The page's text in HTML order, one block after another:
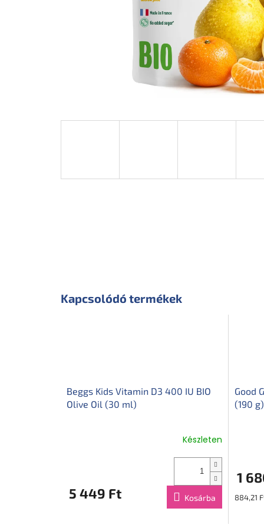
Kapcsolódó termékek
Beggs Kids Vitamin D3 400 IU BIO
Olive Oil (30 ml)
Készleten
5 449 Ft Kosárba
Good
(190 g)
1
884,21